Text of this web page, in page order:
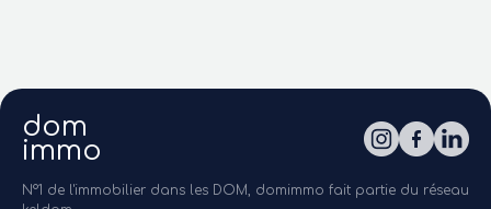
dom
immo
N°1 de l'immobilier dans les DOM, domimmo fait partie du réseau